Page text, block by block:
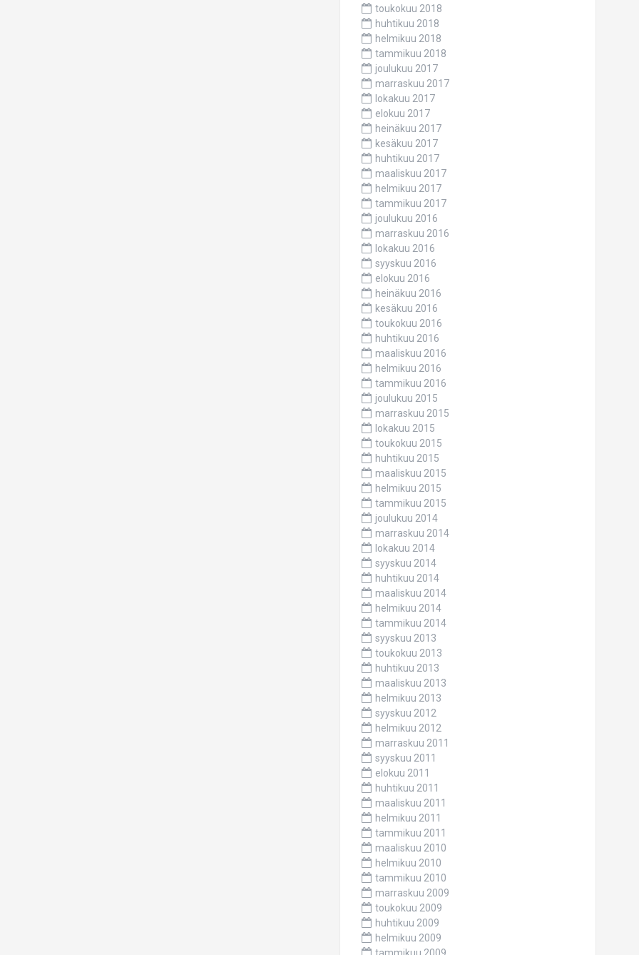
toukokuu 2018
huhtikuu 2018
helmikuu 2018
tammikuu 2018
joulukuu 2017
marraskuu 2017
lokakuu 2017
elokuu 2017
heinäkuu 2017
kesäkuu 2017
huhtikuu 2017
maaliskuu 2017
helmikuu 2017
tammikuu 2017
joulukuu 2016
marraskuu 2016
lokakuu 2016
syyskuu 2016
elokuu 2016
heinäkuu 2016
kesäkuu 2016
toukokuu 2016
huhtikuu 2016
maaliskuu 2016
helmikuu 2016
tammikuu 2016
joulukuu 2015
marraskuu 2015
lokakuu 2015
toukokuu 2015
huhtikuu 2015
maaliskuu 2015
helmikuu 2015
tammikuu 2015
joulukuu 2014
marraskuu 2014
lokakuu 2014
syyskuu 2014
huhtikuu 2014
maaliskuu 2014
helmikuu 2014
tammikuu 2014
syyskuu 2013
toukokuu 2013
huhtikuu 2013
maaliskuu 2013
helmikuu 2013
syyskuu 2012
helmikuu 2012
marraskuu 2011
syyskuu 2011
elokuu 2011
huhtikuu 2011
maaliskuu 2011
helmikuu 2011
tammikuu 2011
maaliskuu 2010
helmikuu 2010
tammikuu 2010
marraskuu 2009
toukokuu 2009
huhtikuu 2009
helmikuu 2009